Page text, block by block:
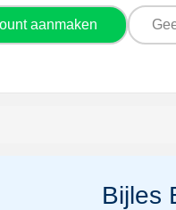
aanmaken
Bijles